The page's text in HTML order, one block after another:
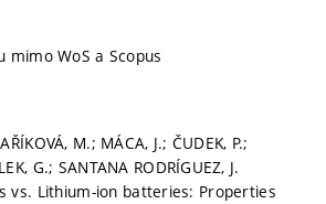
mimo WoS a Scopus
M.; MÁCA, J.; ČUDEK, P.;
G.; SANTANA RODRÍGUEZ, J.
vs. Lithium-ion batteries: Properties